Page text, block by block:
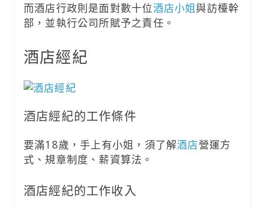
而酒店行政則是面對數十位酒店小姐與訪檯幹
部，並執行公司所賦予之責任。
酒店經紀
酒店經紀的工作條件
要滿18歲，手上有小姐，須了解酒店營運方
式、規章制度、薪資算法。
酒店經紀的工作收入